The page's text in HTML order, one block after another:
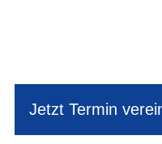
Jetzt Termin